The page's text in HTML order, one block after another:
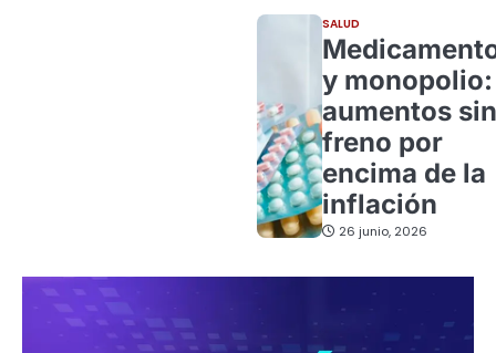
SALUD
y monopolio:
aumentos sin
freno por
encima de la
inflación
26 junio, 2026